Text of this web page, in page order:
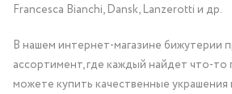
Francesca Bianchi, Dansk, Lanzerotti и др.
В нашем интернет-магазине бижутерии
ассортимент, где каждый найдет что-то
можете купить качественные